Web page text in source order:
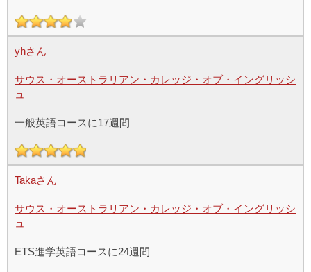
yhさん
サウス・オーストラリアン・カレッジ・オブ・イングリッシ
ュ
一般英語コースに17週間
Takaさん
サウス・オーストラリアン・カレッジ・オブ・イングリッシ
ュ
ETS進学英語コースに24週間